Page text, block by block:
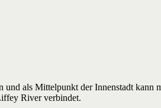
als Mittelpunkt der Innenstadt kann
River verbindet.